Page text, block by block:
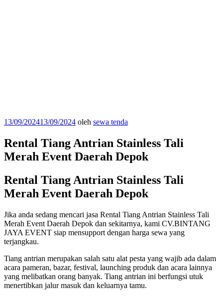
Diposkan
13/09/202413/09/2024 oleh sewa tenda
Rental Tiang Antrian Stainless Tali
Merah Event Daerah Depok
Rental Tiang Antrian Stainless Tali
Merah Event Daerah Depok
Jika anda sedang mencari jasa Rental Tiang Antrian Stainless Tali
Merah Event Daerah Depok dan sekitarnya, kami CV.BINTANG
JAYA EVENT siap mensupport dengan harga sewa yang
terjangkau.
Tiang antrian merupakan salah satu alat pesta yang wajib ada dalam
acara pameran, bazar, festival, launching produk dan acara lainnya
yang melibatkan orang banyak. Tiang antrian ini berfungsi utuk
menertibkan jalur masuk dan keluarnya tamu.